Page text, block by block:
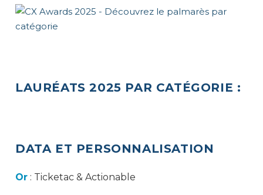
LAURÉATS 2025 PAR CATÉGORIE :
DATA ET PERSONNALISATION
Or : Ticketac & Actionable